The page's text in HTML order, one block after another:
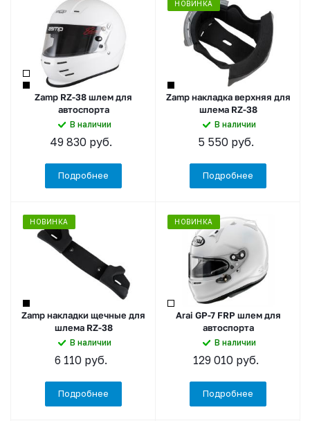
Zamp RZ-38 шлем для
автоспорта
В наличии
49 830 руб.
Подробнее
НОВИНКА
Zamp накладка верхняя для
шлема RZ-38
В наличии
5 550руб.
Подробнее
НОВИНКА
Zamp накладки щечные для
шлема RZ-38
В наличии
6 110 руб.
Подробнее
НОВИНКА
Arai GP-7 FRP шлем для
автоспорта
В наличии
129 010руб.
Подробнее